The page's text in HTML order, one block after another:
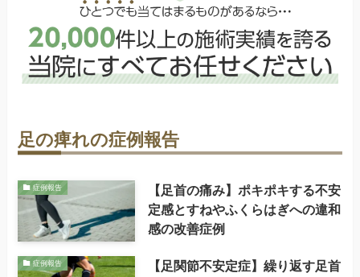
足の痺れの症例報告
症例報告
【足首の痛み】ポキポキする不安
定感とすねやふくらはぎへの違和
感の改善症例
症例報告
【足関節不安定症】繰り返す足首